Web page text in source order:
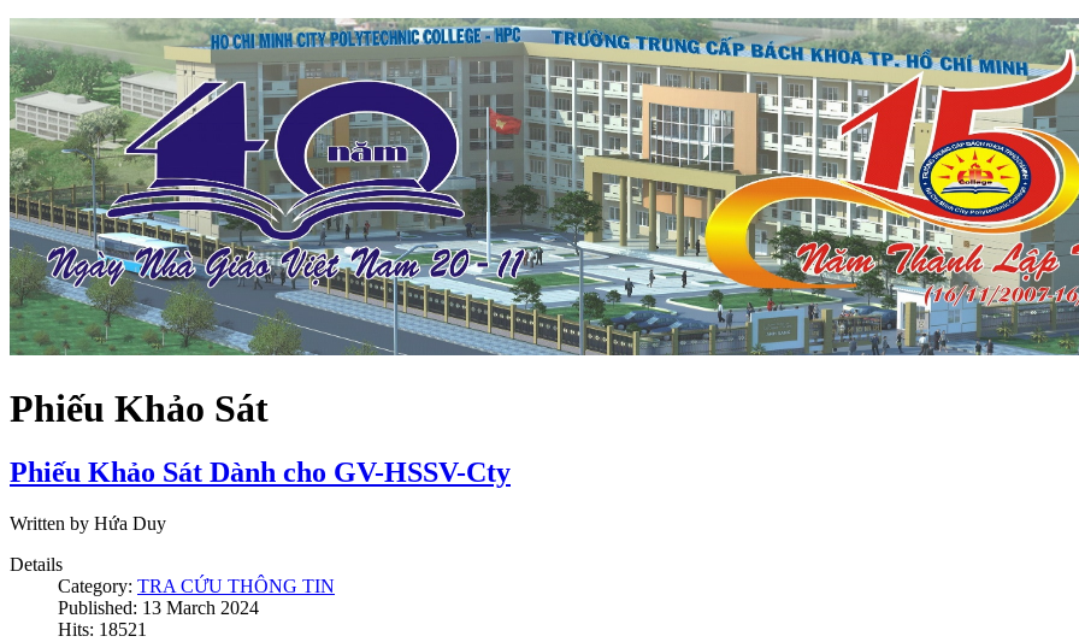
Phiếu Khảo Sát
Phiếu Khảo Sát Dành cho GV-HSSV-Cty
Written by Hứa Duy
Details
Category: TRA CỨU THÔNG TIN
Published: 13 March 2024
Hits: 18521